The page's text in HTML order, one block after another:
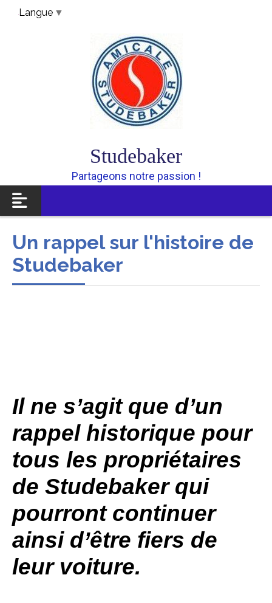
Studebaker
Partageons notre passion !
Un rappel sur l'histoire de
Studebaker
Il ne s’agit que d’un
rappel historique pour
tous les propriétaires
de Studebaker qui
pourront continuer
ainsi d’être fiers de
leur voiture.
Langue ▼